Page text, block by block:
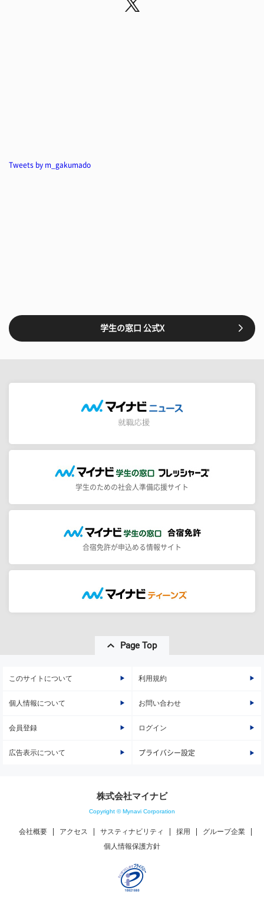
Tweets by m_gakumado
学生の窓口 公式X
学生のための社会人準備応援サイト
合宿免許が申込める情報サイト
Page Top
このサイトについて 利用規約
個人情報について お問い合わせ
会員登録 ログイン
広告表示について プライバシー設定
株式会社マイナビ
Copyright © Mynavi Corporation
会社概要 アクセス サスティナビリティ 採用
グループ企業
個人情報保護方針